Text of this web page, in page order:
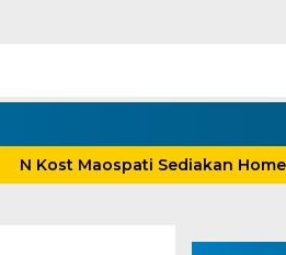
N Kost Maospati Sediakan Home